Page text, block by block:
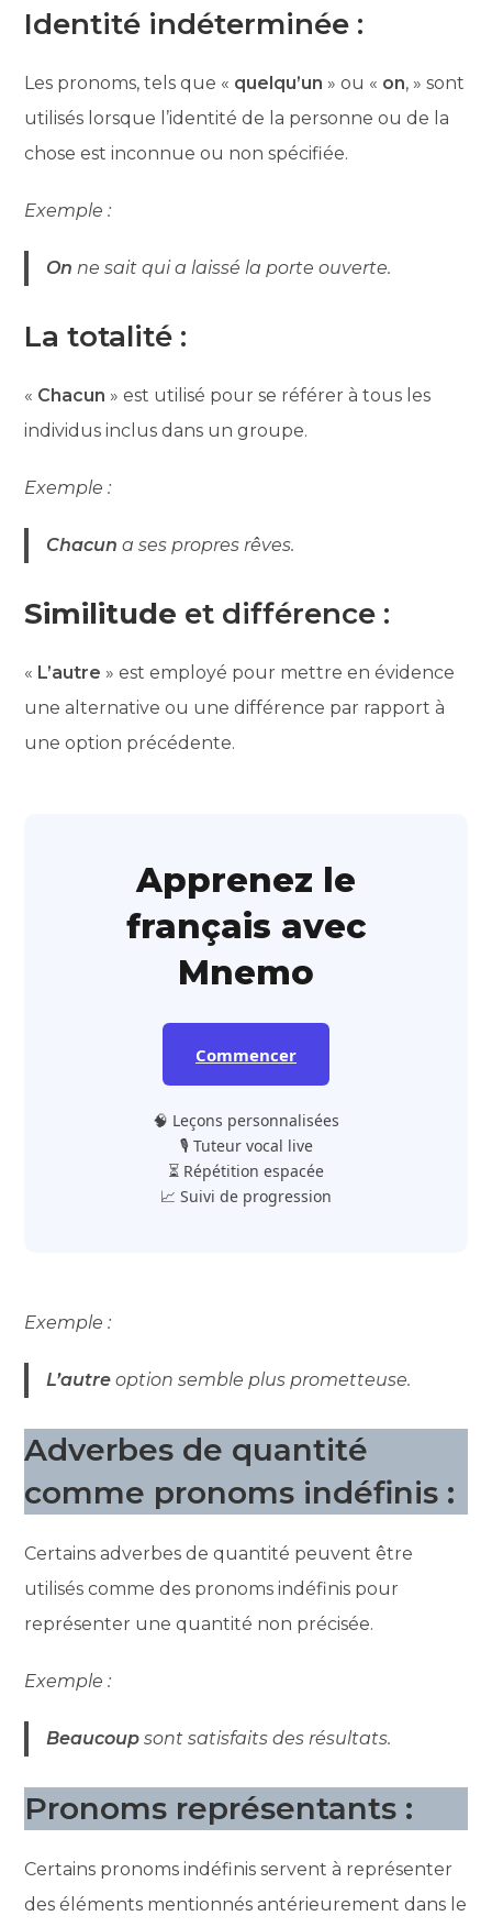
Identité indéterminée :
Les pronoms, tels que « quelqu’un » ou « on, » sont
utilisés lorsque l’identité de la personne ou de la
chose est inconnue ou non spécifiée.
Exemple :
On ne sait qui a laissé la porte ouverte.
La totalité :
« Chacun » est utilisé pour se référer à tous les
individus inclus dans un groupe.
Exemple :
Chacun a ses propres rêves.
Similitude et différence :
« L’autre » est employé pour mettre en évidence
une alternative ou une différence par rapport à
une option précédente.
Apprenez le
français avec
Mnemo
Commencer
🧠 Leçons personnalisées
🎙️ Tuteur vocal live
⏳ Répétition espacée
📈 Suivi de progression
Exemple :
L’autre option semble plus prometteuse.
Adverbes de quantité
comme pronoms indéfinis :
Certains adverbes de quantité peuvent être
utilisés comme des pronoms indéfinis pour
représenter une quantité non précisée.
Exemple :
Beaucoup sont satisfaits des résultats.
Pronoms représentants :
Certains pronoms indéfinis servent à représenter
des éléments mentionnés antérieurement dans le